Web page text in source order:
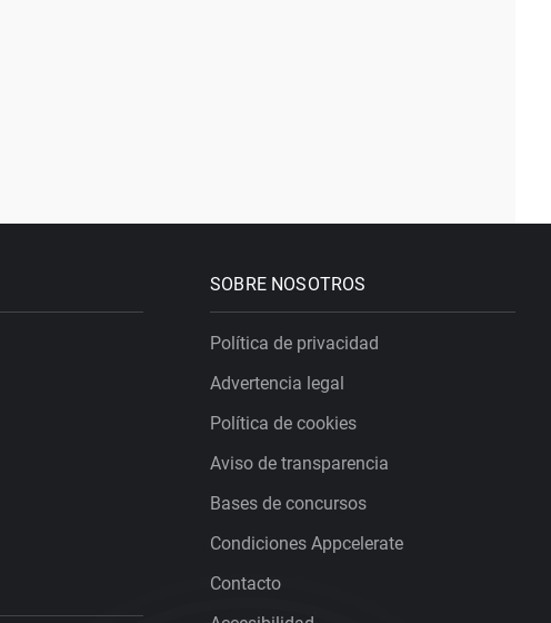
SOBRE NOSOTROS
Política de privacidad
Advertencia legal
Política de cookies
Aviso de transparencia
Bases de concursos
Condiciones Appcelerate
Contacto